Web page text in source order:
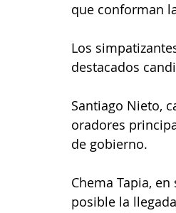
que conforman
Los
destacados
Santiago Nieto,
oradores
de gobierno.
Chema Tapia,
posible la